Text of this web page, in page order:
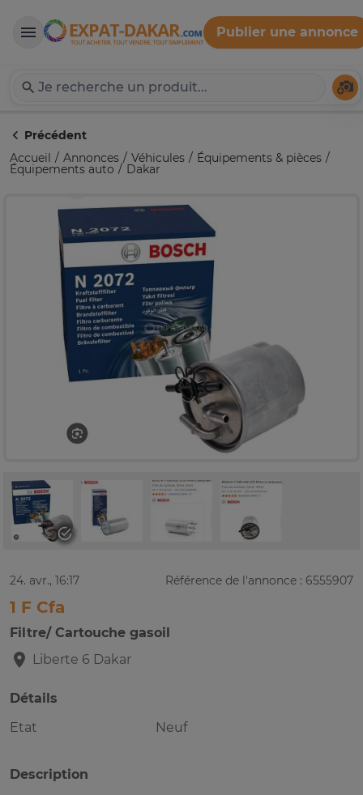
Expat-Dakar
Publier une annonce
Précédent
Accueil
Annonces Véhicules Équipements & pièces
Équipements auto Dakar
24. avr., 16:17 Référence de l'annonce : 6555907
1 F Cfa
Filtre/ Cartouche gasoil
Liberte 6 Dakar
Détails
Etat
Neuf
Description